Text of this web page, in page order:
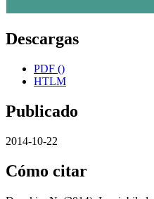
Descargas
PDF ()
HTLM
Publicado
2014-10-22
Cómo citar